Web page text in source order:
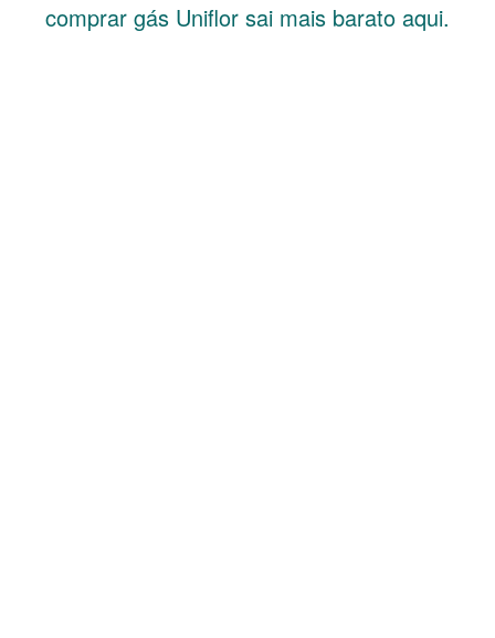
comprar gás Uniflor sai mais barato aqui.